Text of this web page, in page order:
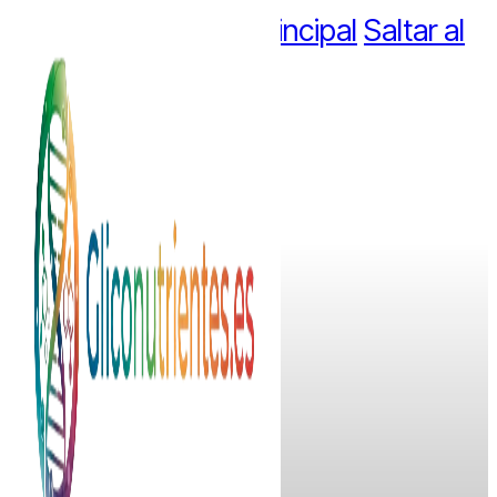
Saltar al contenido principal Saltar al
pie de página
— SOBRE NOSOTROS
Somos una familia